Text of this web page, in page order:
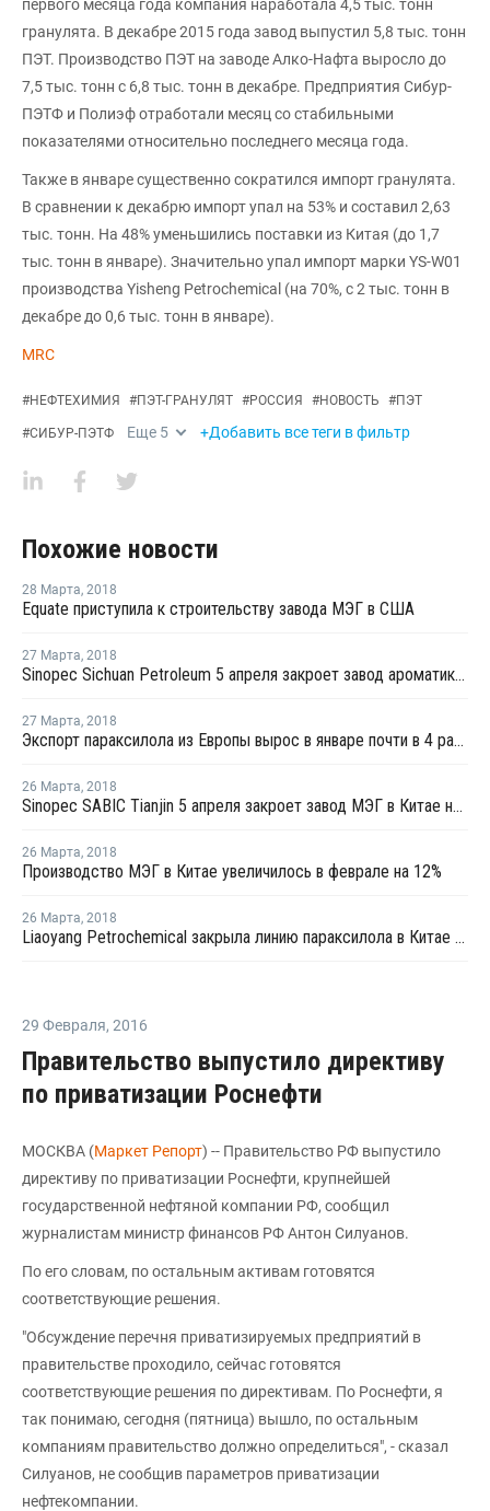
первого месяца года компания наработала 4,5 тыс. тонн
гранулята. В декабре 2015 года завод выпустил 5,8 тыс. тонн
ПЭТ. Производство ПЭТ на заводе Алко-Нафта выросло до
7,5 тыс. тонн с 6,8 тыс. тонн в декабре. Предприятия Сибур-
ПЭТФ и Полиэф отработали месяц со стабильными
показателями относительно последнего месяца года.
Также в январе существенно сократился импорт гранулята.
В сравнении к декабрю импорт упал на 53% и составил 2,63
тыс. тонн. На 48% уменьшились поставки из Китая (до 1,7
тыс. тонн в январе). Значительно упал импорт марки YS-W01
производства Yisheng Petrochemical (на 70%, с 2 тыс. тонн в
декабре до 0,6 тыс. тонн в январе).
MRC
#НЕФТЕХИМИЯ #ПЭТ-ГРАНУЛЯТ #РОССИЯ #НОВОСТЬ #ПЭТ
#СИБУР-ПЭТФ Еще 5 +Добавить все теги в фильтр
Похожие новости
28 Марта, 2018
Equate приступила к строительству завода МЭГ в США
27 Марта, 2018
Sinopec Sichuan Petroleum 5 апреля закроет завод ароматики в Китае на плановый ремонт
27 Марта, 2018
Экспорт параксилола из Европы вырос в январе почти в 4 раза - Евростат
26 Марта, 2018
Sinopec SABIC Tianjin 5 апреля закроет завод МЭГ в Китае на плановую профилактику
26 Марта, 2018
Производство МЭГ в Китае увеличилось в феврале на 12%
26 Марта, 2018
Liaoyang Petrochemical закрыла линию параксилола в Китае на профилактику
29 Февраля, 2016
Правительство выпустило директиву
по приватизации Роснефти
МОСКВА (Маркет Репорт) -- Правительство РФ выпустило
директиву по приватизации Роснефти, крупнейшей
государственной нефтяной компании РФ, сообщил
журналистам министр финансов РФ Антон Силуанов.
По его словам, по остальным активам готовятся
соответствующие решения.
"Обсуждение перечня приватизируемых предприятий в
правительстве проходило, сейчас готовятся
соответствующие решения по директивам. По Роснефти, я
так понимаю, сегодня (пятница) вышло, по остальным
компаниям правительство должно определиться", - сказал
Силуанов, не сообщив параметров приватизации
нефтекомпании.